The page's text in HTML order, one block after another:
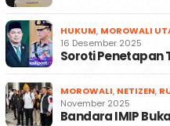
HUKUM, MOROWALI
16 Desember 2025
Soroti Penetapan
MOROWALI, NETIZEN,
November 2025
Bandara IMIP